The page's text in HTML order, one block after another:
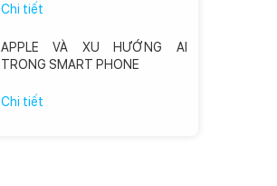
Chi tiết
APPLE VÀ XU HƯỚNG AI
TRONG SMART PHONE
Chi tiết